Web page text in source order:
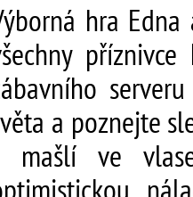
hra
a poznejte
mašlí ve